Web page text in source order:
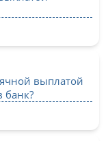
выплатой
банк?